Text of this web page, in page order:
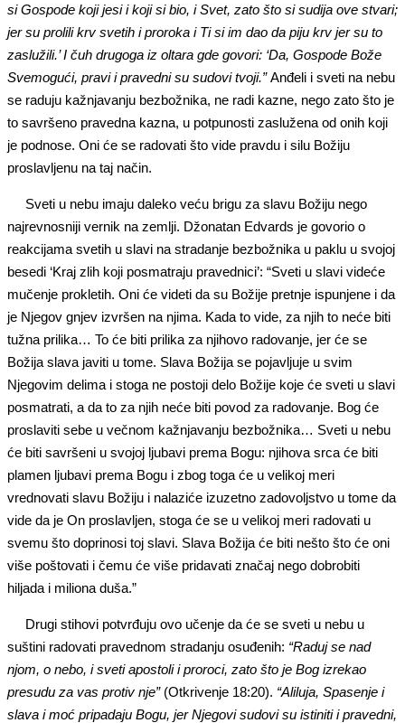
si Gospode koji jesi i koji si bio, i Svet, zato što si sudija ove stvari;
jersu prolili krv svetih i proroka i Ti si im dao da piju krv jer su to
zaslužili.’ I čuh drugoga iz oltara gde govori: ‘Da, Gospode Bože
Svemogući, pravi i pravedni su sudovi tvoji.”Anđeli i sveti na nebu
se raduju kažnjavanju bezbožnika, ne radi kazne, nego zato što je
to savršeno pravedna kazna, u potpunosti zaslužena od onih koji
je podnose. Oni će se radovati što vide pravdu i silu Božiju
proslavljenu na taj način.
Sveti u nebu imaju daleko veću brigu za slavu Božiju nego
najrevnosniji vernik na zemlji. Džonatan Edvards je govorio o
reakcijama svetih u slavi na stradanje bezbožnika u paklu u svojoj
besedi ‘Kraj zlih koji posmatraju pravednici’: “Sveti u slavi videće
mučenje prokletih. Oni će videti da su Božije pretnje ispunjene i da
je Njegov gnjev izvršen na njima. Kada to vide, za njih to neće biti
tužna prilika… To će biti prilika za njihovo radovanje, jer će se
Božija slava javiti u tome. Slava Božija se pojavljuje u svim
Njegovim delima i stoga ne postoji delo Božije koje će sveti u slavi
posmatrati, a da to za njih neće biti povod za radovanje. Bog će
proslaviti sebe u večnom kažnjavanju bezbožnika… Sveti u nebu
će biti savršeni u svojoj ljubavi prema Bogu: njihova srca će biti
plamen ljubavi prema Bogu i zbog toga će u velikoj meri
vrednovati slavu Božiju i nalaziće izuzetno zadovoljstvo u tome da
vide da je On proslavljen, stoga će se u velikoj meri radovati u
svemu što doprinosi toj slavi. Slava Božija će biti nešto što će oni
više poštovati i čemu će više pridavati značaj nego dobrobiti
hiljada i miliona duša.”
Drugi stihovi potvrđuju ovo učenje da će se sveti u nebu u
suštini radovati pravednom stradanju osuđenih: “Raduj se nad
njom, o nebo, i sveti apostoli i proroci, zato što je Bog izrekao
presudu za vas protiv nje”(Otkrivenje 18:20). “Aliluja, Spasenje i
slava i moć pripadaju Bogu, jerNjegovi sudovi su istiniti i pravedni,